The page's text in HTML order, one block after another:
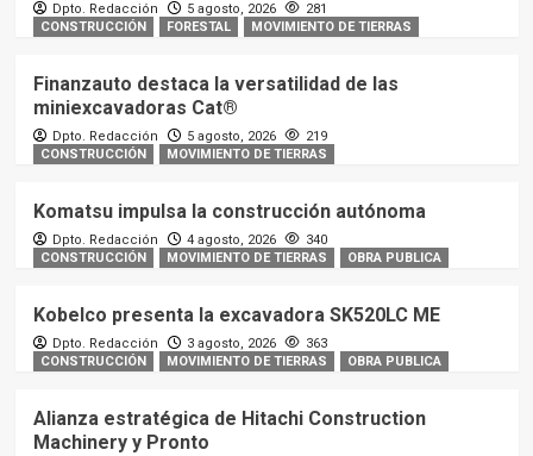
Dpto. Redacción 5 agosto, 2026
281
CONSTRUCCIÓN
FORESTAL MOVIMIENTO DE TIERRAS
Finanzauto destaca la versatilidad de las
miniexcavadoras Cat®
Dpto. Redacción 5 agosto, 2026
219
CONSTRUCCIÓN
MOVIMIENTO DE TIERRAS
Komatsu impulsa la construcción autónoma
Dpto. Redacción 4 agosto, 2026
340
CONSTRUCCIÓN
MOVIMIENTO DE TIERRAS OBRA PUBLICA
Kobelco presenta la excavadora SK520LC ME
Dpto. Redacción 3 agosto, 2026
363
CONSTRUCCIÓN
MOVIMIENTO DE TIERRAS OBRA PUBLICA
Alianza estratégica de Hitachi Construction
Machinery y Pronto